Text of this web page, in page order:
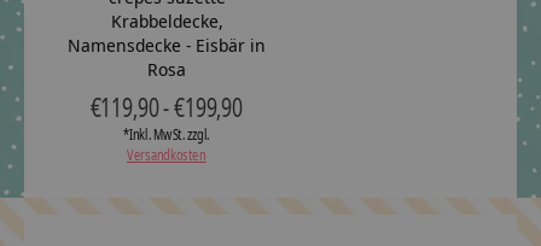
Krabbeldecke,
Namensdecke - Eisbär in
Rosa
€119,90 - €199,90
*Inkl. MwSt. zzgl.
Versandkosten